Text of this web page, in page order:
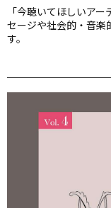
「今聴いてほしいア
セージや社会的・音楽
す。